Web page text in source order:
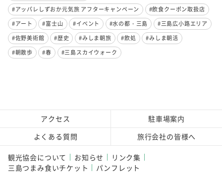
#アッパレしずおか元気旅 アフターキャンペーン
#飲食クーポン取扱店
#アート
#富士山 #イベント #水の都・三島
#三島広小路エリア
#佐野美術館
#歴史 #みしま朝旅 #飲処
#みしま朝活
#朝散歩
#春 #三島スカイウォーク
アクセス
駐車場案内
よくある質問
旅行会社の皆様へ
観光協会について お知らせ
リンク集
三島つまみ食いチケット
パンフレット